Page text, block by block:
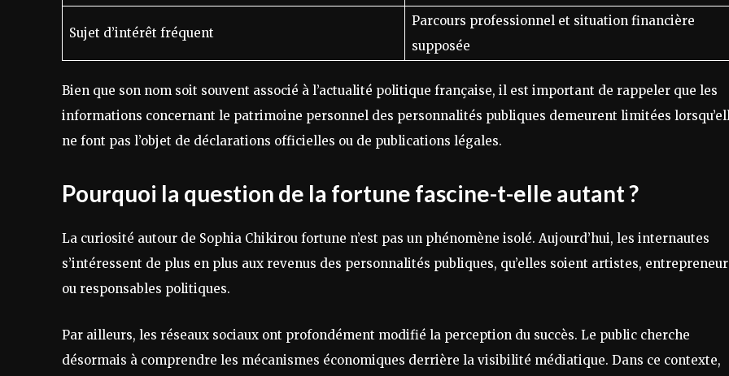
Sujet d’intérêt fréquent
Parcours professionnel et situation financière
supposée
Bien que son nom soit souvent associé à l’actualité politique française, il est important de rappeler que les
informations concernant le patrimoine personnel des personnalités publiques demeurent limitées
ne font pas l’objet de déclarations officielles ou de publications légales.
Pourquoi la question de la fortune fascine-t-elle autant ?
La curiosité autour de Sophia Chikirou fortune n’est pas un phénomène isolé. Aujourd’hui, les internautes
s’intéressent de plus en plus aux revenus des personnalités publiques, qu’elles soient artistes,
ou responsables politiques.
Par ailleurs, les réseaux sociaux ont profondément modifié la perception du succès. Le public cherche
désormais à comprendre les mécanismes économiques derrière la visibilité médiatique. Dans ce contexte,